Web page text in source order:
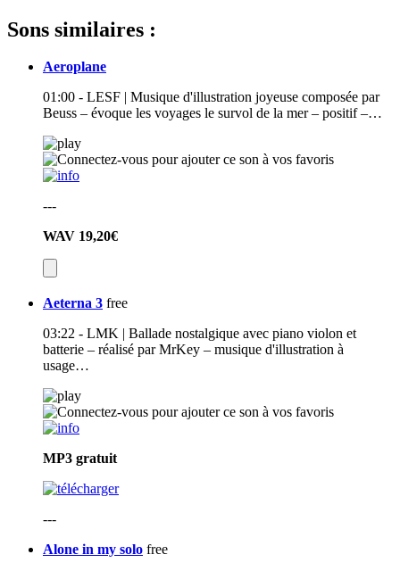
Sons similaires :
Aeroplane
01:00 - LESF | Musique d'illustration joyeuse composée par
Beuss – évoque les voyages le survol de la mer – positif –…
---
WAV 19,20€
Aeterna 3 free
03:22 - LMK | Ballade nostalgique avec piano violon et
batterie – réalisé par MrKey – musique d'illustration à
usage…
MP3 gratuit
---
Alone in my solo free